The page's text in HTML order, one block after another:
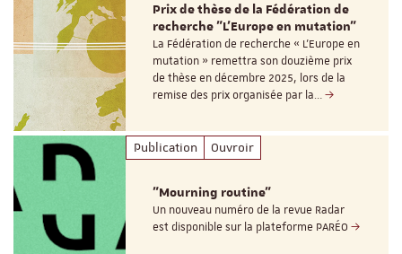
Prix de thèse de la Fédération de
recherche "L’Europe en mutation"
La Fédération de recherche « L’Europe en
mutation » remettra son douzième prix
de thèse en décembre 2025, lors de la
remise des prix organisée par la…
Publication Ouvroir
"Mourning routine"
Un nouveau numéro de la revue Radar
est disponible sur la plateforme PARÉO